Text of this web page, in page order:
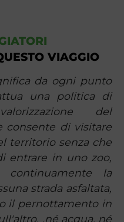
VIAGGIO
da ogni punto
una politica di
del
consente di visitare
territorio senza che
entrare in uno zoo,
continuamente la
strada asfaltata,
il pernottamento in
.né acqua, né